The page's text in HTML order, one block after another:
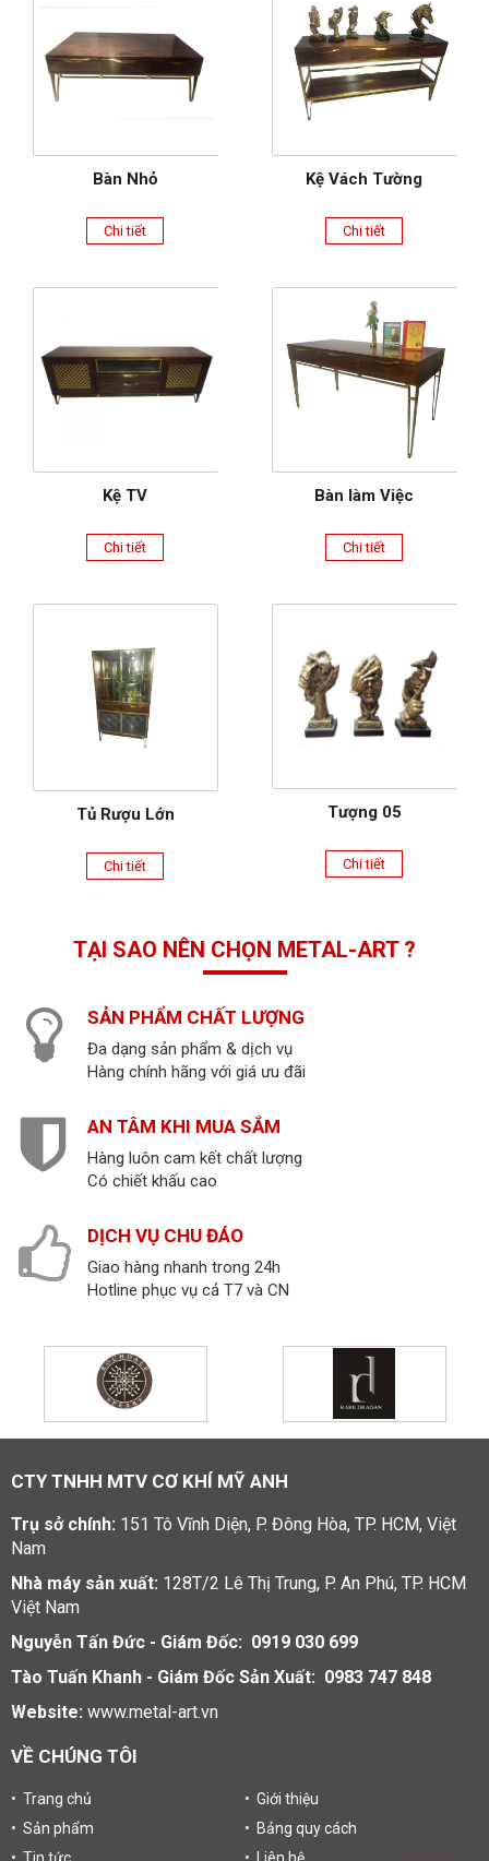
Bàn Nhỏ
Chi tiết
Kệ Vách Tường
Chi tiết
Kệ TV
Chi tiết
Bàn làm Việc
Chi tiết
Tủ Rượu Lớn
Chi tiết
Tượng 05
Chi tiết
TẠI SAO NÊN CHỌN METAL-ART ?
SẢN PHẨM CHẤT LƯỢNG
Đa dạng sản phẩm & dịch vụ
Hàng chính hãng với giá ưu đãi
AN TÂM KHI MUA SẮM
Hàng luôn cam kết chất lượng
Có chiết khấu cao
DỊCH VỤ CHU ĐÁO
Giao hàng nhanh trong 24h
Hotline phục vụ cả T7 và CN
CTY TNHH MTV CƠ KHÍ MỸ ANH
Trụ sở chính: 151 Tô Vĩnh Diện, P. Đông Hòa, TP. HCM, Việt
Nam
Nhà máy sản xuất: 128T/2 Lê Thị Trung, P. An Phú, TP. HCM
Việt Nam
Nguyễn Tấn Đức - Giám Đốc: 0919 030 699
Tào Tuấn Khanh - Giám Đốc Sản Xuất: 0983 747 848
Website: www.metal-art.vn
VỀ CHÚNG TÔI
• Trang chủ
• Giới thiệu
• Sản phẩm
• Bảng quy cách